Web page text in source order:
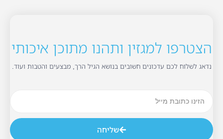
הצטרפו למגזין ותהנו מתוכן איכותי
נדאג לשלוח לכם עדכונים חשובים בנושא הגיל הרך, מבצעים והטבות ועוד.
שליחה